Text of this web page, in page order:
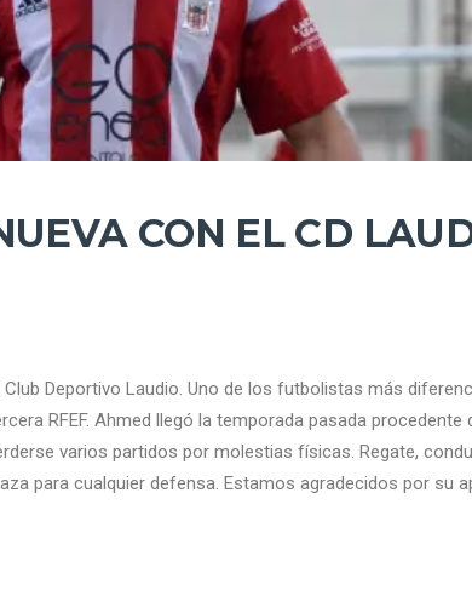
CON EL CD
Club Deportivo Laudio. Uno de los futbolistas más
RFEF. Ahmed llegó la temporada pasada
varios partidos por molestias físicas. Regate,
para cualquier defensa. Estamos agradecidos por su